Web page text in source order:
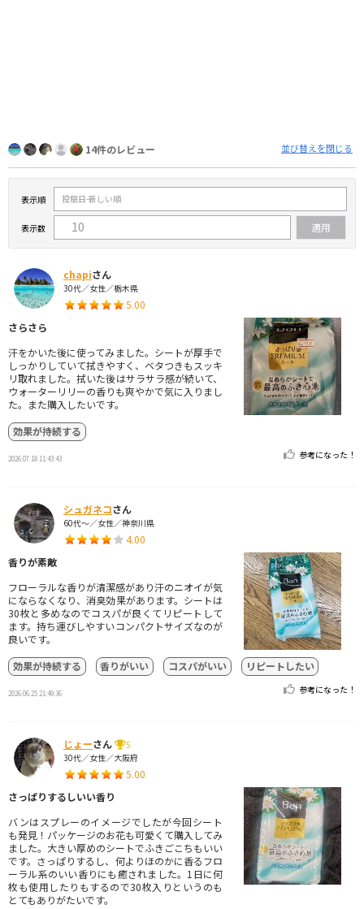
14件のレビュー 並び替えを閉じる
表示順
表示数
chapiさん
30代／女性／栃木県
5.00
さらさら
汗をかいた後に使ってみました。シートが厚手で
しっかりしていて拭きやすく、ベタつきもスッキ
リ取れました。拭いた後はサラサラ感が続いて、
ウォーターリリーの香りも爽やかで気に入りまし
た。また購入したいです。
効果が持続する
2026.07.18 11:43:43 参考になった！
シュガネコさん
60代～／女性／神奈川県
4.00
香りが素敵
フローラルな香りが清潔感があり汗のニオイが気
にならなくなり、消臭効果があります。シートは
30枚と多めなのでコスパが良くてリピートして
ます。持ち運びしやすいコンパクトサイズなのが
良いです。
効果が持続する
香りがいい コスパがいい リピートしたい
2026.06.25 21:49:36 参考になった！
じょーさん
5
30代／女性／大阪府
5.00
さっぱりするしいい香り
バンはスプレーのイメージでしたが今回シート
も発見！パッケージのお花も可愛くて購入してみ
ました。大きい厚めのシートでふきごこちもいい
です。さっぱりするし、何よりほのかに香るフロ
ーラル系のいい香りにも癒されました。1日に何
枚も使用したりもするので30枚入りというのも
とてもありがたいです。